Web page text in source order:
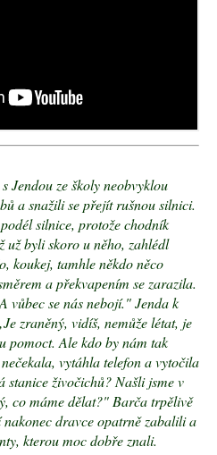
Jendou ze školy neobvyklou
a snažili se přejít rušnou silnici.
silnice, protože chodník
už byli skoro u něho, zahlédl
koukej, tamhle někdo něco
a překvapením se zarazila.
vůbec se nás nebojí." Jenda k
zraněný, vidíš, nemůže létat, je
pomoct. Ale kdo by nám tak
vytáhla telefon a vytočila
živočichů? Našli jsme v
co máme dělat?" Barča trpělivě
dravce opatrně zabalili a
kterou moc dobře znali.